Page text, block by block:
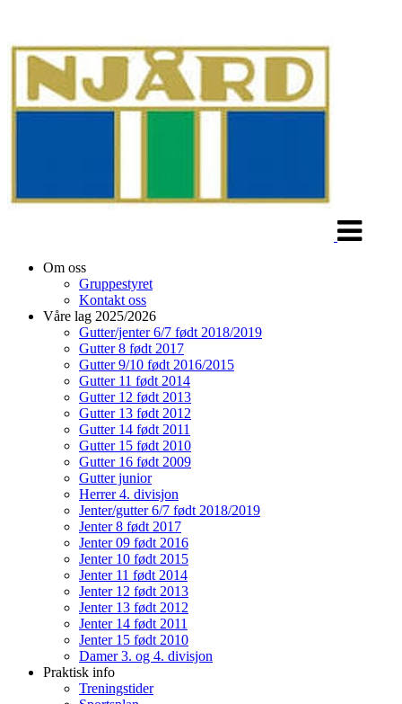
Om oss
Gruppestyret
Kontakt oss
Våre lag 2025/2026
Gutter/jenter 6/7 født 2018/2019
Gutter 8 født 2017
Gutter 9/10 født 2016/2015
Gutter 11 født 2014
Gutter 12 født 2013
Gutter 13 født 2012
Gutter 14 født 2011
Gutter 15 født 2010
Gutter 16 født 2009
Gutter junior
Herrer 4. divisjon
Jenter/gutter 6/7 født 2018/2019
Jenter 8 født 2017
Jenter 09 født 2016
Jenter 10 født 2015
Jenter 11 født 2014
Jenter 12 født 2013
Jenter 13 født 2012
Jenter 14 født 2011
Jenter 15 født 2010
Damer 3. og 4. divisjon
Praktisk info
Treningstider